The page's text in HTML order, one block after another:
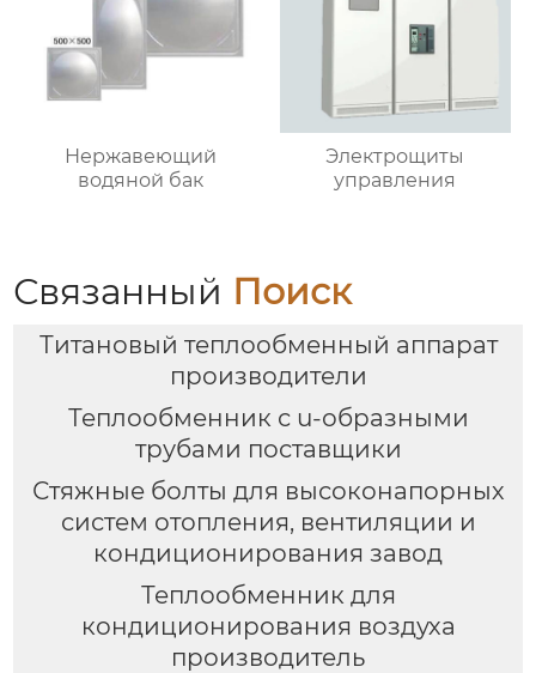
Нержавеющий
водяной бак
Электрощиты
управления
Связанный Поиск
Титановый теплообменный аппарат
производители
Теплообменник с u-образными
трубами поставщики
Стяжные болты для высоконапорных
систем отопления, вентиляции и
кондиционирования завод
Теплообменник для
кондиционирования воздуха
производитель